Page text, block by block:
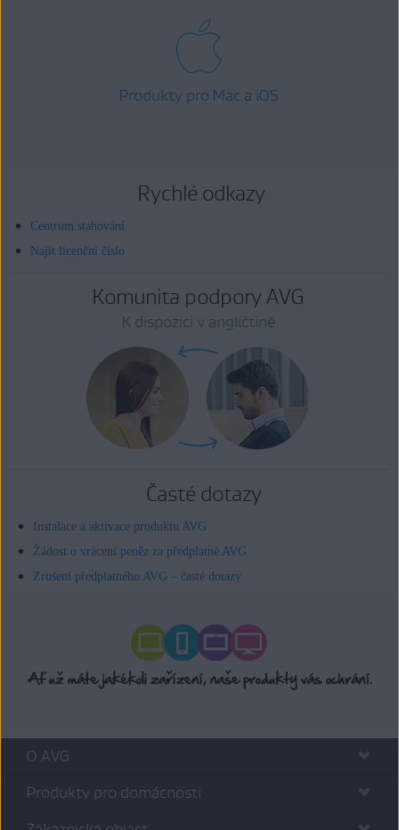
Produkty pro Mac a iOS
Rychlé odkazy
Centrum stahování
Najít licenční číslo
Komunita podpory AVG
K dispozici v angličtině
Časté dotazy
Instalace a aktivace produktu AVG
Žádost o vrácení peněz za předplatné AVG
Zrušení předplatného AVG – časté dotazy
O AVG
Produkty pro domácnosti